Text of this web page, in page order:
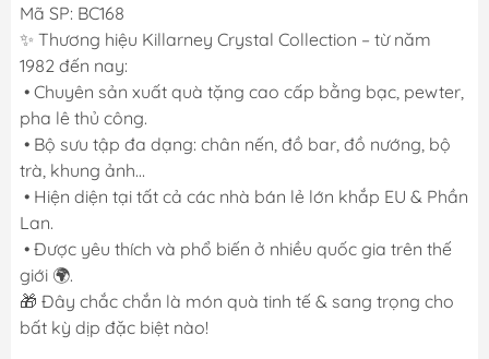
Mã SP: BC168
✨ Thương hiệu Killarney Crystal Collection – từ năm
1982 đến nay:
• Chuyên sản xuất quà tặng cao cấp bằng bạc, pewter,
pha lê thủ công.
• Bộ sưu tập đa dạng: chân nến, đồ bar, đồ nướng, bộ
trà, khung ảnh…
• Hiện diện tại tất cả các nhà bán lẻ lớn khắp EU & Phần
Lan.
• Được yêu thích và phổ biến ở nhiều quốc gia trên thế
giới 🌍.
🎁 Đây chắc chắn là món quà tinh tế & sang trọng cho
bất kỳ dịp đặc biệt nào!